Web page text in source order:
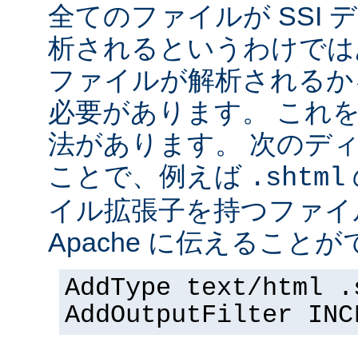
全てのファイルが SSI
析されるというわけで
ファイルが解析される
必要があります。 これ
法があります。 次のデ
ことで、例えば .shtml
イル拡張子を持つファ
Apache に伝えることが
AddType text/html
AddOutputFilter